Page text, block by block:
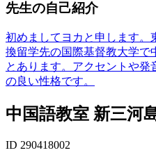
先生の自己紹介
初めましてヨカと申します。
換留学先の国際基督教大学で
とあります。アクセントや
の良い性格です。
中国語教室 新三河
ID 290418002